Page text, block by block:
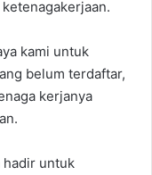
kami untuk
belum terdaftar,
kerjanya
hadir untuk